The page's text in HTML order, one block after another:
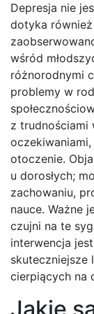
Depresja nie
dotyka również
wśród
różnorodnymi
problemy w
z trudnościami
oczekiwaniami,
otoczenie.
u dorosłych;
zachowaniu,
nauce. Ważne
czujni na te
interwencja
skuteczniejsze
cierpiących na